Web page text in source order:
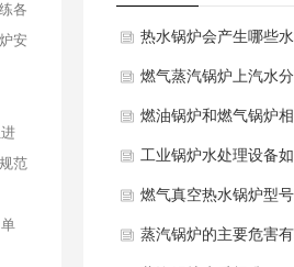
各
安
范
热水锅炉会产生哪些
燃气蒸汽锅炉上汽水
工作原理是什么呢？
燃油锅炉和燃气锅炉
同点分析
工业锅炉水处理设备
燃气真空热水锅炉型
空热水锅炉如何选型？
蒸汽锅炉的主要危害